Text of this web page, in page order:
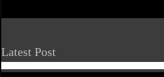
Latest Post